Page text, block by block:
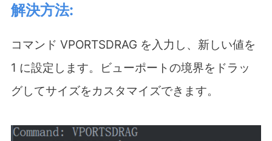
解決方法:
コマンド VPORTSDRAG を入力し、新しい値を
1 に設定します。ビューポートの境界をドラッ
グしてサイズをカスタマイズできます。